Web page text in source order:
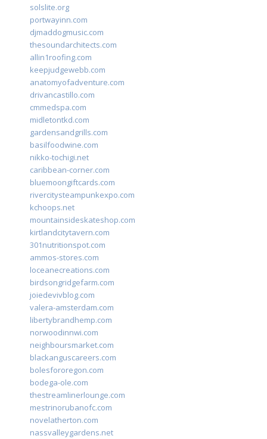
solslite.org
portwayinn.com
djmaddogmusic.com
thesoundarchitects.com
allin1roofing.com
keepjudgewebb.com
anatomyofadventure.com
drivancastillo.com
cmmedspa.com
midletontkd.com
gardensandgrills.com
basilfoodwine.com
nikko-tochigi.net
caribbean-corner.com
bluemoongiftcards.com
rivercitysteampunkexpo.com
kchoops.net
mountainsideskateshop.com
kirtlandcitytavern.com
301nutritionspot.com
ammos-stores.com
loceanecreations.com
birdsongridgefarm.com
joiedevivblog.com
valera-amsterdam.com
libertybrandhemp.com
norwoodinnwi.com
neighboursmarket.com
blackanguscareers.com
bolesfororegon.com
bodega-ole.com
thestreamlinerlounge.com
mestrinorubanofc.com
novelatherton.com
nassvalleygardens.net